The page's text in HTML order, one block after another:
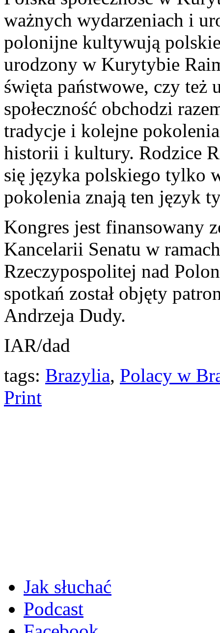
ważnych wydarzeniach i
polonijne kultywują
urodzony w Kurytybie
święta państwowe, czy też
społeczność obchodzi
tradycje i kolejne
historii i kultury. Rodzice
się języka polskiego tylko
pokolenia znają ten język
Kongres jest finansowany
Kancelarii Senatu w
Rzeczypospolitej nad
spotkań został objęty
Andrzeja Dudy.
IAR/dad
tags: Brazylia, Polacy w
Print
Jak słuchać
Podcast